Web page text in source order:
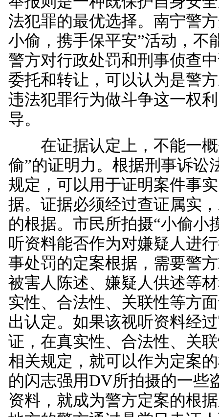
法犯罪的最优选择。南宁警
小偷，携手保平安”活动，不
警方对行政处罚和刑事侦查
委托和转让，可以认为是警
违法犯罪行为做斗争这一权
导。
在证据认定上，不能一概
偷”的证明力。根据刑事诉讼
规定，可以用于证明案件事
据。证据必须经过查证属实
的根据。市民所拍摄“小偷小
听资料能否作为对嫌疑人进
事处罚的定案根据，需要警
被害人陈述、嫌疑人供述等
实性、合法性、关联性等方
出认定。如果该视听资料经
证，在真实性、合法性、关
相关规定，就可以作为定案
的闪志强用DV所拍摄的一些
资料，就成为警方定案的根